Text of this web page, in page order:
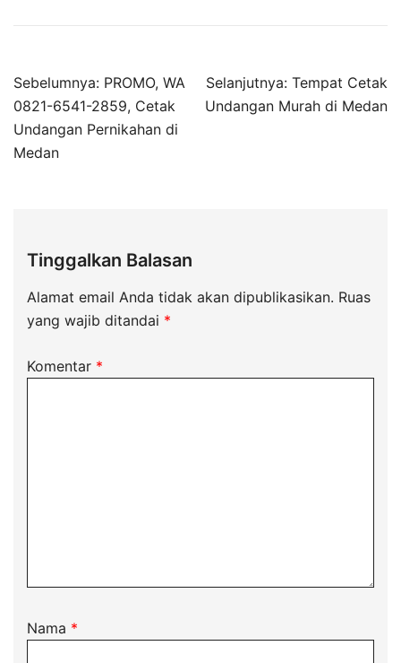
Sebelumnya: PROMO, WA
0821-6541-2859, Cetak
Undangan Pernikahan di
Medan
Selanjutnya: Tempat Cetak
Undangan Murah di Medan
Tinggalkan Balasan
Alamat email Anda tidak akan dipublikasikan. Ruas
yang wajib ditandai *
Komentar *
Nama *